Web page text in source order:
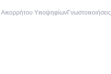
Απορρήτου ΥποψηφίωνΓνωστοποιήσεις